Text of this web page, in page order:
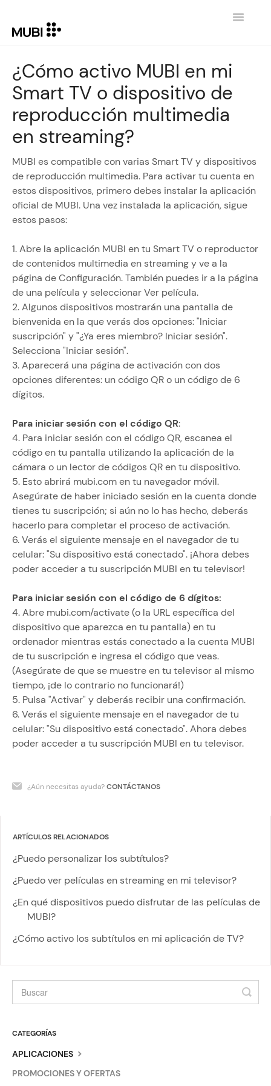
Toggle
REGRESAR A MUBI.COM
¿Cómo activo MUBI en mi
Smart TV o dispositivo de
reproducción multimedia
en streaming?
MUBI es compatible con varias Smart TV y dispositivos
de reproducción multimedia. Para activar tu cuenta en
estos dispositivos, primero debes instalar la aplicación
oficial de MUBI. Una vez instalada la aplicación, sigue
estos pasos:
1. Abre la aplicación MUBI en tu Smart TV o reproductor
de contenidos multimedia en streaming y ve a la
página de Configuración. También puedes ir a la página
de una película y seleccionar Ver película.
2. Algunos dispositivos mostrarán una pantalla de
bienvenida en la que verás dos opciones: "Iniciar
suscripción" y "¿Ya eres miembro? Iniciar sesión".
Selecciona "Iniciar sesión".
3. Aparecerá una página de activación con dos
opciones diferentes: un código QR o un código de 6
dígitos.
Para iniciar sesión con el código QR:
4. Para iniciar sesión con el código QR, escanea el
código en tu pantalla utilizando la aplicación de la
cámara o un lector de códigos QR en tu dispositivo.
5. Esto abrirá mubi.com en tu navegador móvil.
Asegúrate de haber iniciado sesión en la cuenta donde
tienes tu suscripción; si aún no lo has hecho, deberás
hacerlo para completar el proceso de activación.
6. Verás el siguiente mensaje en el navegador de tu
celular: "Su dispositivo está conectado". ¡Ahora debes
poder acceder a tu suscripción MUBI en tu televisor!
Para iniciar sesión con el código de 6 dígitos:
4. Abre mubi.com/activate (o la URL específica del
dispositivo que aparezca en tu pantalla) en tu
ordenador mientras estás conectado a la cuenta MUBI
de tu suscripción e ingresa el código que veas.
(Asegúrate de que se muestre en tu televisor al mismo
tiempo, ¡de lo contrario no funcionará!)
5. Pulsa "Activar" y deberás recibir una confirmación.
6. Verás el siguiente mensaje en el navegador de tu
celular: "Su dispositivo está conectado". Ahora debes
poder acceder a tu suscripción MUBI en tu televisor.
¿Aún necesitas ayuda?CONTÁCTANOS
ARTÍCULOS RELACIONADOS
¿Puedo personalizar los subtítulos?
¿Puedo ver películas en streaming en mi televisor?
¿En qué dispositivos puedo disfrutar de las películas de
MUBI?
¿Cómo activo los subtítulos en mi aplicación de TV?
CATEGORÍAS
APLICACIONES
PROMOCIONES Y OFERTAS